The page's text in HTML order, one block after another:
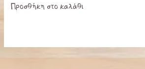
Προσθήκη στο καλάθι
επιλεγούν